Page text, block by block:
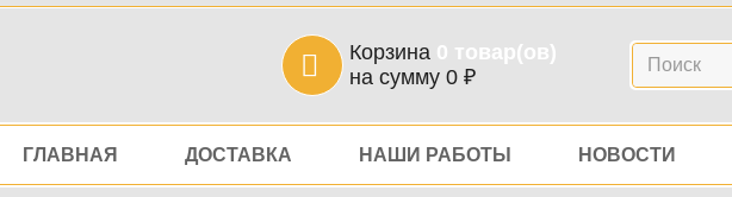
Корзина 0 товар(ов)
на сумму 0 ₽
Поиск
ГЛАВНАЯ ДОСТАВКА НАШИ РАБОТЫ НОВОСТИ